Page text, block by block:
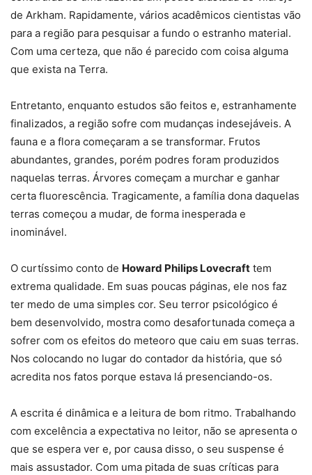
de Arkham. Rapidamente, vários acadêmicos cientistas vão
para a região para pesquisar a fundo o estranho material.
Com uma certeza, que não é parecido com coisa alguma
que exista na Terra.
Entretanto, enquanto estudos são feitos e, estranhamente
finalizados, a região sofre com mudanças indesejáveis. A
fauna e a flora começaram a se transformar. Frutos
abundantes, grandes, porém podres foram produzidos
naquelas terras. Árvores começam a murchar e ganhar
certa fluorescência. Tragicamente, a família dona daquelas
terras começou a mudar, de forma inesperada e
inominável.
O curtíssimo conto de Howard Philips Lovecraft tem
extrema qualidade. Em suas poucas páginas, ele nos faz
ter medo de uma simples cor. Seu terror psicológico é
bem desenvolvido, mostra como desafortunada começa a
sofrer com os efeitos do meteoro que caiu em suas terras.
Nos colocando no lugar do contador da história, que só
acredita nos fatos porque estava lá presenciando-os.
A escrita é dinâmica e a leitura de bom ritmo. Trabalhando
com excelência a expectativa no leitor, não se apresenta o
que se espera ver e, por causa disso, o seu suspense é
mais assustador. Com uma pitada de suas críticas para